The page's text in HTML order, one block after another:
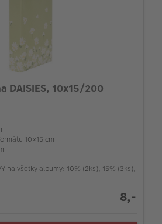
DAISIES, 10x15/200
10×15 cm
na všetky albumy: 10% (2ks), 15% (3ks),
8,-